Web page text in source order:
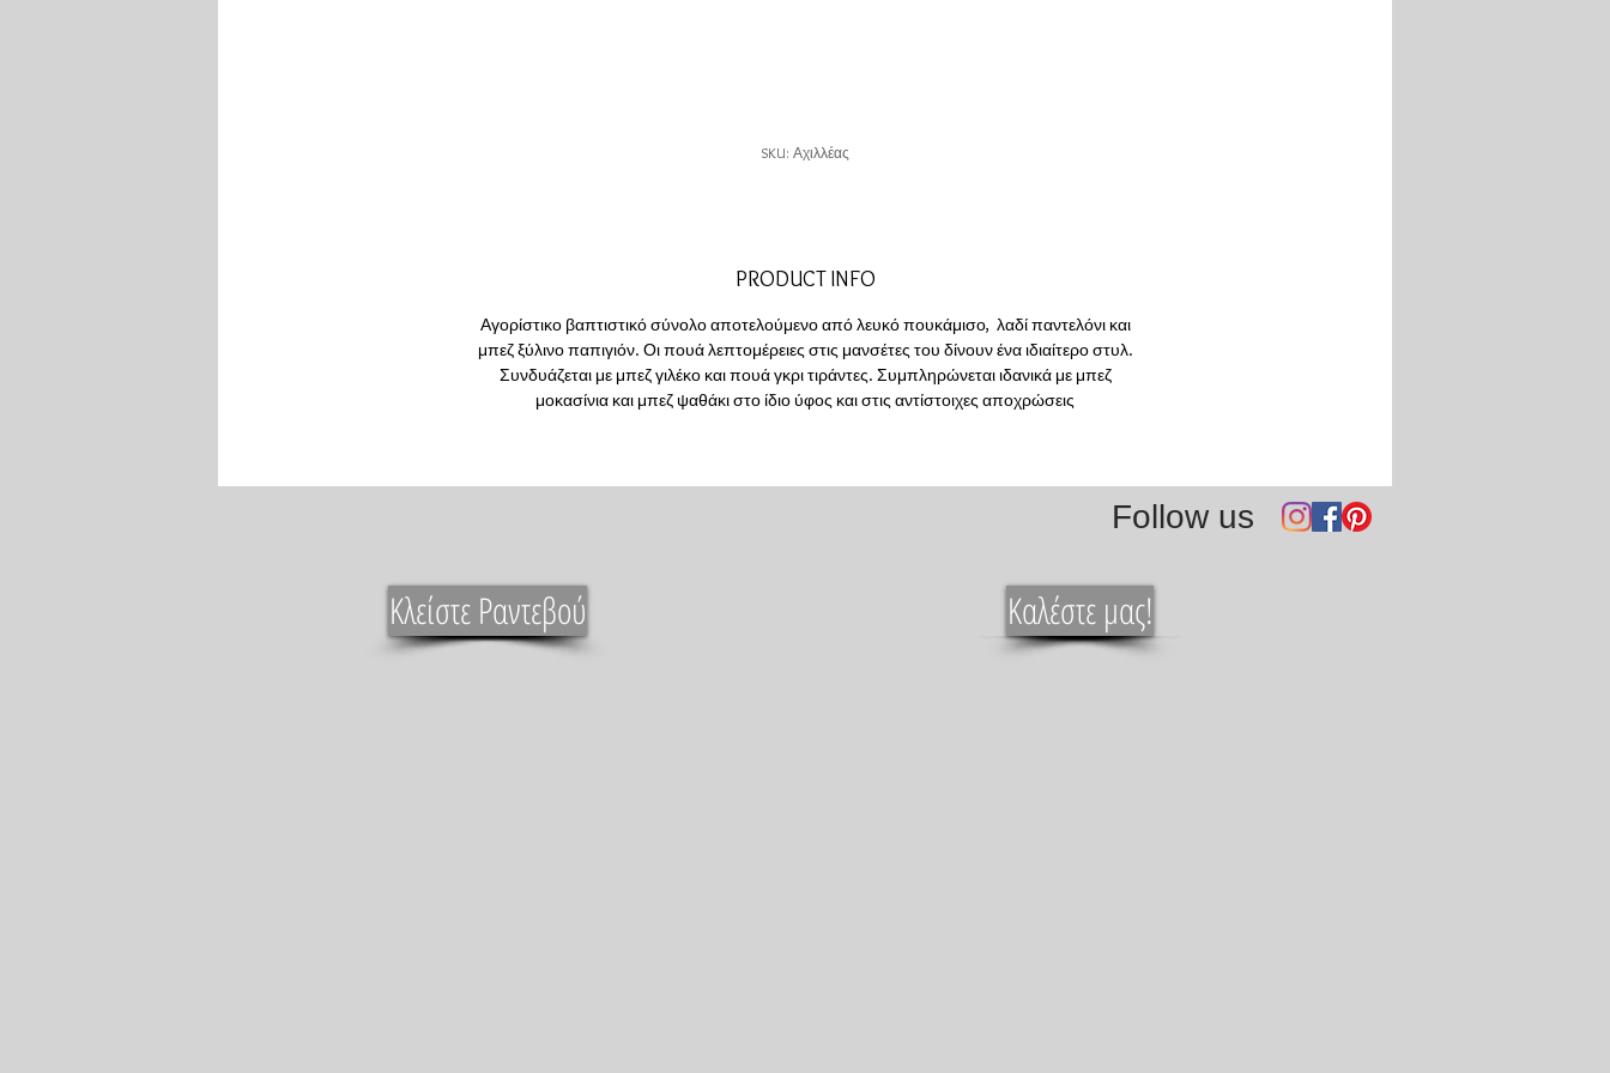
SKU: Αχιλλέας
PRODUCT INFO
Αγορίστικο βαπτιστικό σύνολο αποτελούμενο από λευκό πουκάμισο, λαδί παντελόνι και
μπεζ ξύλινο παπιγιόν. Οι πουά λεπτομέρειες στις μανσέτες του δίνουν ένα ιδιαίτερο στυλ.
Συνδυάζεται με μπεζ γιλέκο και πουά γκρι τιράντες. Συμπληρώνεται ιδανικά με μπεζ
μοκασίνια και μπεζ ψαθάκι στο ίδιο ύφος και στις αντίστοιχες αποχρώσεις
Κλείστε Ραντεβού
Follow us
Καλέστε μας!